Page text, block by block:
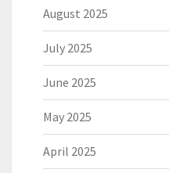
August 2025
July 2025
June 2025
May 2025
April 2025